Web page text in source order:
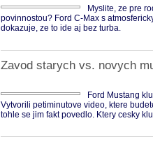
Myslite, ze pre
povinnostou? Ford C-Max s
dokazuje, ze to ide aj bez turba.
Zavod starych vs. novych
Ford Mustang
Vytvorili petiminutove video, ktere
tohle se jim fakt povedlo. Ktery cesky